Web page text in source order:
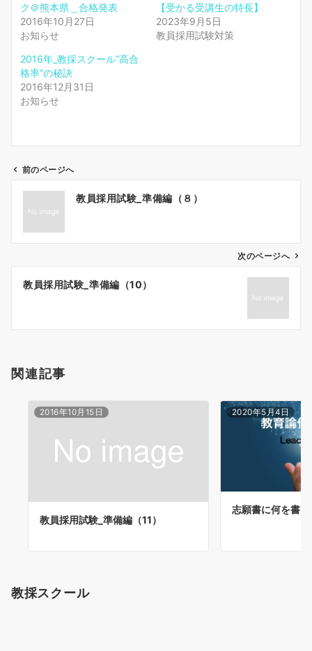
ク＠熊本県＿合格発表
2016年10月27日
お知らせ
【受かる受講生の特長】
2023年9月5日
教員採用試験対策
2016年_教採スクール”高合
格率”の秘訣
2016年12月31日
お知らせ
ン
前のページへ
教員採用試験_準備編（８）
次のページへ
教員採用試験_準備編（10）
関連記事
2016年10月15日
教員採用試験_準備編（11）
2020年5月4日
志願書に何を書
教採スクール